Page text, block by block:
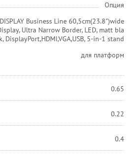
Опция
DISPLAY Business Line 60,5cm(23.8")wide
Ultra Narrow Border, LED, matt bla
DisplayPort,HDMI,VGA,USB, 5-in-1 stand
для платформ
0.65
0.22
0.4